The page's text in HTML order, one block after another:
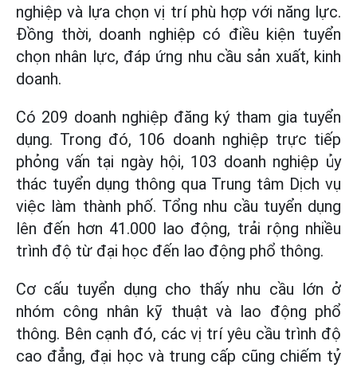
nghiệp và lựa chọn vị trí phù hợp với năng lực.
Đồng thời, doanh nghiệp có điều kiện tuyển
chọn nhân lực, đáp ứng nhu cầu sản xuất, kinh
doanh.
Có 209 doanh nghiệp đăng ký tham gia tuyển
dụng. Trong đó, 106 doanh nghiệp trực tiếp
phỏng vấn tại ngày hội, 103 doanh nghiệp ủy
thác tuyển dụng thông qua Trung tâm Dịch vụ
việc làm thành phố. Tổng nhu cầu tuyển dụng
lên đến hơn 41.000 lao động, trải rộng nhiều
trình độ từ đại học đến lao động phổ thông.
Cơ cấu tuyển dụng cho thấy nhu cầu lớn ở
nhóm công nhân kỹ thuật và lao động phổ
thông. Bên cạnh đó, các vị trí yêu cầu trình độ
cao đẳng, đại học và trung cấp cũng chiếm tỷ